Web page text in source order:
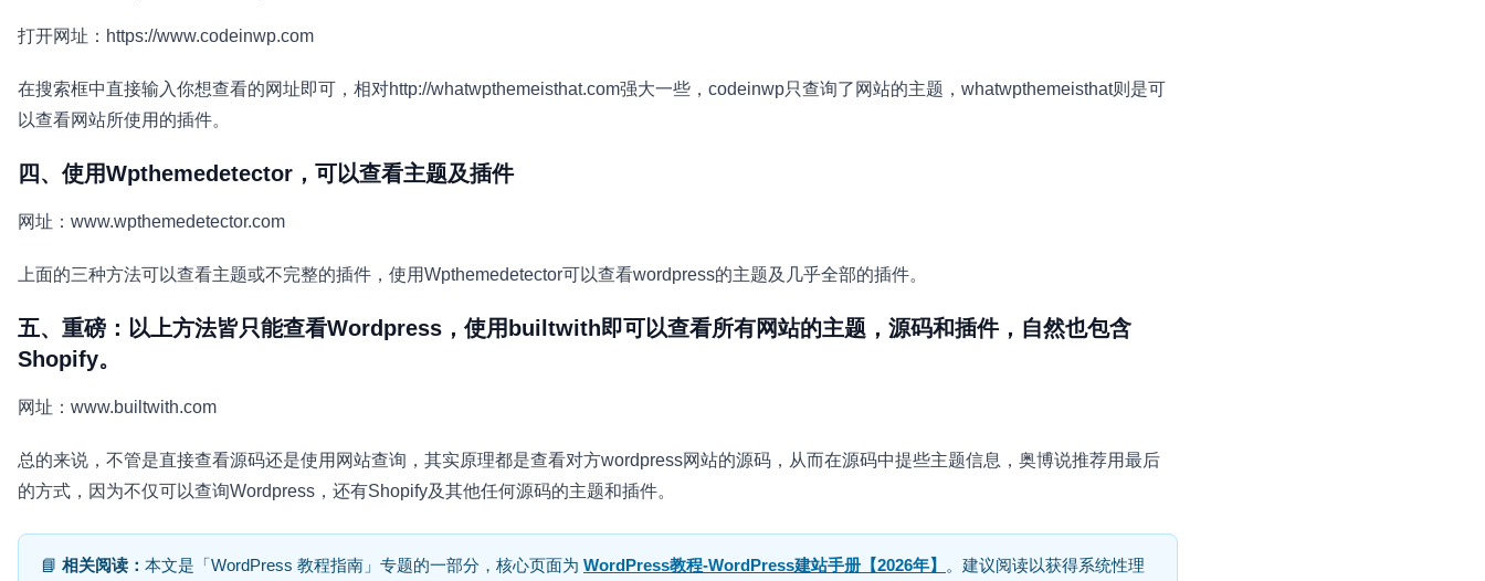
打开网址：https://www.codeinwp.com
在搜索框中直接输入你想查看的网址即可，相对http://whatwpthemeisthat.com强大一些，codeinwp只查询了网站的主题，whatwpthemeisthat则是可
以查看网站所使用的插件。
四、使用Wpthemedetector，可以查看主题及插件
网址：www.wpthemedetector.com
上面的三种方法可以查看主题或不完整的插件，使用Wpthemedetector可以查看wordpress的主题及几乎全部的插件。
五、重磅：以上方法皆只能查看Wordpress，使用builtwith即可以查看所有网站的主题，源码和插件，自然也包含
Shopify。
网址：www.builtwith.com
总的来说，不管是直接查看源码还是使用网站查询，其实原理都是查看对方wordpress网站的源码，从而在源码中提些主题信息，奥博说推荐用最后
的方式，因为不仅可以查询Wordpress，还有Shopify及其他任何源码的主题和插件。
📘 相关阅读： 本文是「WordPress 教程指南」专题的一部分，核心页面为 WordPress教程-WordPress建站手册【2026年】
。建议阅读以获得系统性理